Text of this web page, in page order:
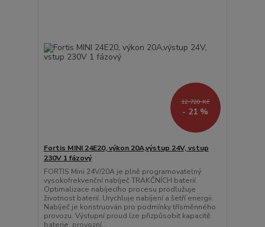
12 720 Kč
- 21 %
Fortis MINI 24E20, výkon 20A,výstup 24V, vstup
230V 1 fázový
FORTIS Mini 24V/20A je plně programovatelný
vysokofrekvenční nabíječ TRAKČNÍCH baterií.
Optimalizace nabíjecího procesu prodlužuje
životnost baterií. Urychluje nabíjení a šetří energii.
Nabíječ je konstruován pro podmínky třísměnného
provozu. Výstupní proud lze přizpůsobit kapacitě
baterie, provozní...